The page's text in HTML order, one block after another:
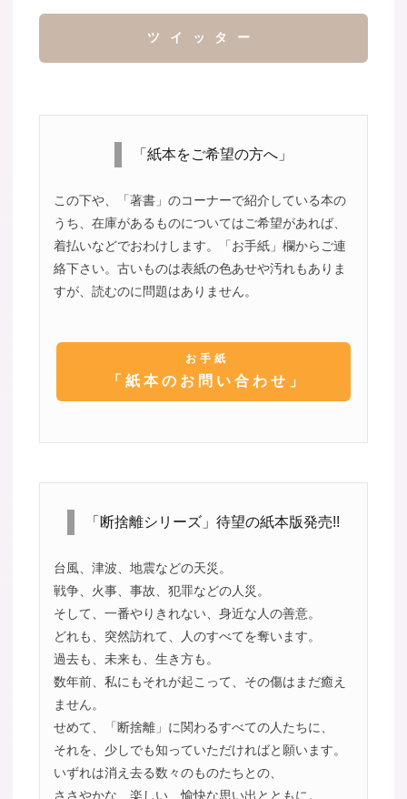
ツイッター
「紙本をご希望の方へ」
この下や、「著書」のコーナーで紹介している本の
うち、在庫があるものについてはご希望があれば、
着払いなどでおわけします。「お手紙」欄からご連
絡下さい。古いものは表紙の色あせや汚れもありま
すが、読むのに問題はありません。
お手紙
「紙本のお問い合わせ」
「断捨離シリーズ」待望の紙本版発売!!
台風、津波、地震などの天災。
戦争、火事、事故、犯罪などの人災。
そして、一番やりきれない、身近な人の善意。
どれも、突然訪れて、人のすべてを奪います。
過去も、未来も、生き方も。
数年前、私にもそれが起こって、その傷はまだ癒え
ません。
せめて、「断捨離」に関わるすべての人たちに、
それを、少しでも知っていただければと願います。
いずれは消え去る数々のものたちとの、
ささやかな、楽しい、愉快な思い出とともに。